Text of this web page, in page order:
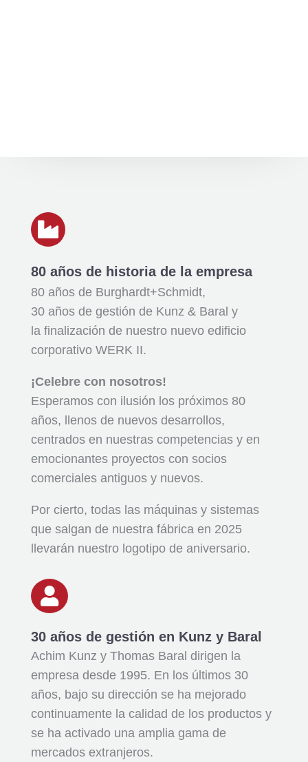

80 años de historia de la empresa
80 años de Burghardt+Schmidt,
30 años de gestión de Kunz & Baral y
la finalización de nuestro nuevo edificio
corporativo WERK II.
¡Celebre con nosotros!
Esperamos con ilusión los próximos 80
años, llenos de nuevos desarrollos,
centrados en nuestras competencias y en
emocionantes proyectos con socios
comerciales antiguos y nuevos.
Por cierto, todas las máquinas y sistemas
que salgan de nuestra fábrica en 2025
llevarán nuestro logotipo de aniversario.

30 años de gestión en Kunz y Baral
Achim Kunz y Thomas Baral dirigen la
empresa desde 1995. En los últimos 30
años, bajo su dirección se ha mejorado
continuamente la calidad de los productos y
se ha activado una amplia gama de
mercados extranjeros.